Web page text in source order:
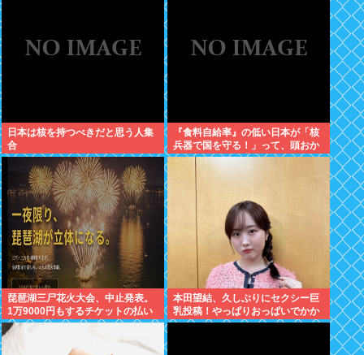
日本は核を持つべきだと思う人集
合
『食料自給率』の低い日本が「核
兵器で国を守る！」って、頭おか
しくね？食べ物止められたら終わ
琵琶湖三尸花火大会、中止発表。
1万9000円もするチケットの払い
戻しは「法的専門家への相談を行
いながら」で確約せず
本田望結、久しぶりにセクシー巨
乳投稿！やっぱりおっぱいでかか
った！